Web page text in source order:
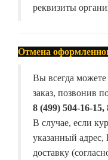
реквизиты
Отмена
Вы всегда
заказ, позвонив
8 (499) 504-16-15,
В случае, если
указанный адрес,
доставку